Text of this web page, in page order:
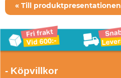
« Till produktpresentationen
- Köpvillkor